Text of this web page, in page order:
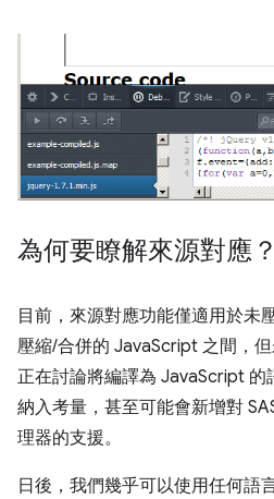
為何要瞭解來源對應？
目前，來源對應功能僅適用於未
壓縮/合併的 JavaScript 之間，
正在討論將編譯為 JavaScript
納入考量，甚至可能會新增對
理器的支援。
日後，我們幾乎可以使用任何語